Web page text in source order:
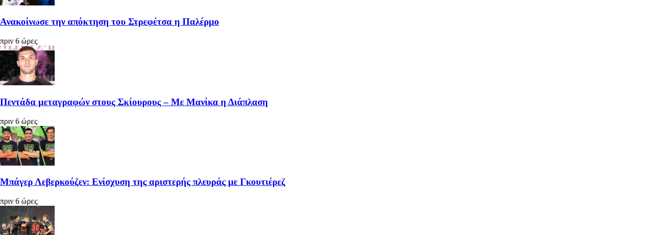
Ανακοίνωσε την απόκτηση του Στρεφέτσα η Παλέρμο
πριν 6 ώρες
Πεντάδα μεταγραφών στους Σκίουρους – Με Μανίκα η Διάπλαση
πριν 6 ώρες
Μπάγερ Λεβερκούζεν: Ενίσχυση της αριστερής πλευράς με Γκουτιέρεζ
πριν 6 ώρες